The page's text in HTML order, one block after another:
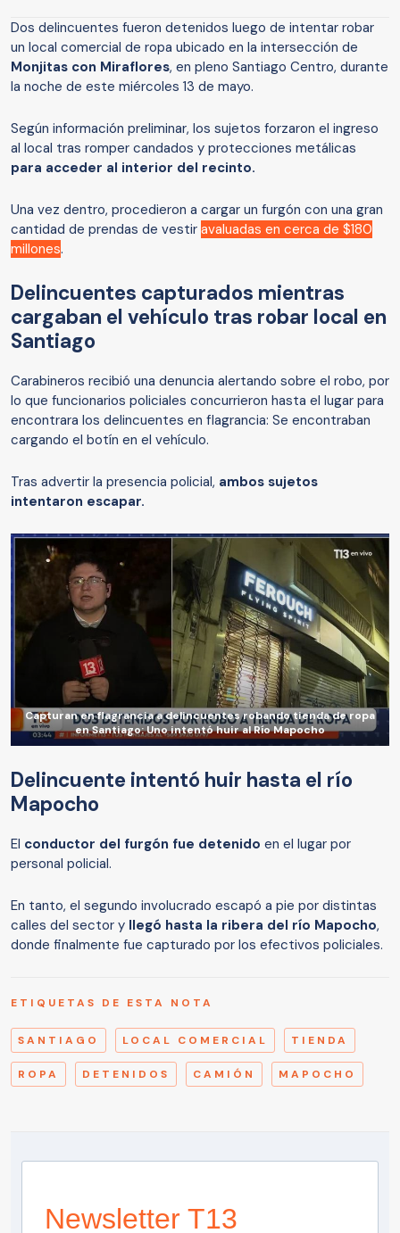
Dos delincuentes fueron detenidos luego de intentar robar
un local comercial de ropa ubicado en la intersección de
Monjitas con Miraflores, en pleno Santiago Centro, durante
la noche de este miércoles 13 de mayo.
Según información preliminar, los sujetos forzaron el ingreso
al local tras romper candados y protecciones metálicas
para acceder al interior del recinto.
Una vez dentro, procedieron a cargar un furgón con una gran
cantidad de prendas de vestir avaluadas en cerca de $180
millones.
Delincuentes capturados mientras
cargaban el vehículo tras robar local en
Santiago
Carabineros recibió una denuncia alertando sobre el robo, por
lo que funcionarios policiales concurrieron hasta el lugar para
encontrara los delincuentes en flagrancia: Se encontraban
cargando el botín en el vehículo.
Tras advertir la presencia policial, ambos sujetos
intentaron escapar.
Capturan en flagrancia a delincuentes robando tienda de ropa
en Santiago: Uno intentó huir al Río Mapocho
Delincuente intentó huir hasta el río
Mapocho
El conductor del furgón fue detenido en el lugar por
personal policial.
En tanto, el segundo involucrado escapó a pie por distintas
calles del sector y llegó hasta la ribera del río Mapocho,
donde finalmente fue capturado por los efectivos policiales.
ETIQUETAS DE ESTA NOTA
SANTIAGO LOCAL COMERCIAL TIENDA
ROPA DETENIDOS CAMIÓN MAPOCHO
Newsletter T13